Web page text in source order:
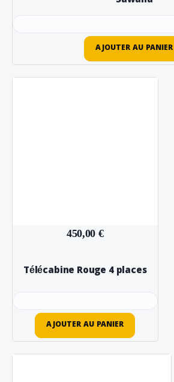
AJOUTER AU PANIER
450,00 €
Télécabine Rouge 4 places
AJOUTER AU PANIER